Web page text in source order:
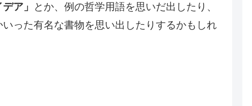
ア」
とか、例の哲学用語を思いだ出したり、
いった有名な書物を思い出したりするかもしれ